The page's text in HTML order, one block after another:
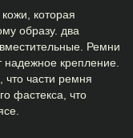
которая
образу. два
Ремни
крепление.
что части ремня
фастекса, что